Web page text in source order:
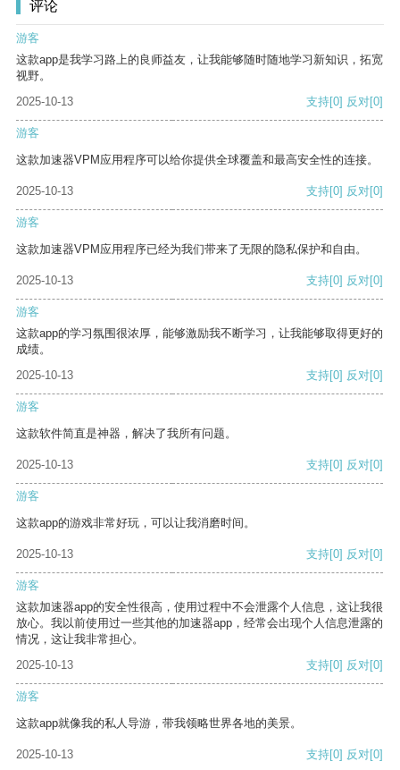
评论
游客
这款app是我学习路上的良师益友，让我能够随时随地学习新知识，拓宽
视野。
2025-10-13
支持[0] 反对[0]
游客
这款加速器VPM应用程序可以给你提供全球覆盖和最高安全性的连接。
2025-10-13 支持[0] 反对[0]
游客
这款加速器VPM应用程序已经为我们带来了无限的隐私保护和自由。
2025-10-13 支持[0] 反对[0]
游客
这款app的学习氛围很浓厚，能够激励我不断学习，让我能够取得更好的
成绩。
2025-10-13
支持[0] 反对[0]
游客
这款软件简直是神器，解决了我所有问题。
2025-10-13 支持[0] 反对[0]
游客
这款app的游戏非常好玩，可以让我消磨时间。
2025-10-13 支持[0] 反对[0]
游客
这款加速器app的安全性很高，使用过程中不会泄露个人信息，这让我很
放心。我以前使用过一些其他的加速器app，经常会出现个人信息泄露的
情况，这让我非常担心。
2025-10-13
支持[0] 反对[0]
游客
这款app就像我的私人导游，带我领略世界各地的美景。
2025-10-13 支持[0] 反对[0]